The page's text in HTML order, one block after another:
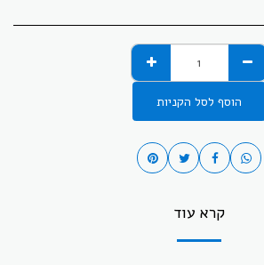
הוסף לסל הקניות
קרא עוד